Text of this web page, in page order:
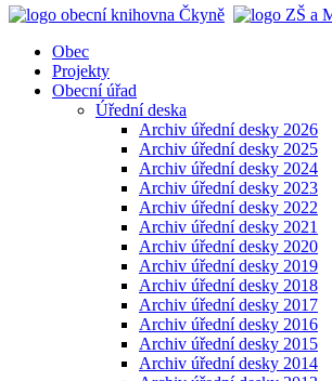
Obec
Projekty
Obecní úřad
Úřední deska
Archiv úřední desky 2026
Archiv úřední desky 2025
Archiv úřední desky 2024
Archiv úřední desky 2023
Archiv úřední desky 2022
Archiv úřední desky 2021
Archiv úřední desky 2020
Archiv úřední desky 2019
Archiv úřední desky 2018
Archiv úřední desky 2017
Archiv úřední desky 2016
Archiv úřední desky 2015
Archiv úřední desky 2014